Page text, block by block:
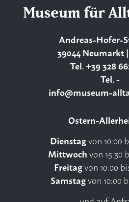
Museum für
Andreas-Hofer-
39044 Neumarkt
Tel. +39 328
Tel. -
info@museum-
Ostern-
Dienstagvon 10:00
Mittwochvon 15:30
Freitagvon 10:00
Samstagvon 10:00